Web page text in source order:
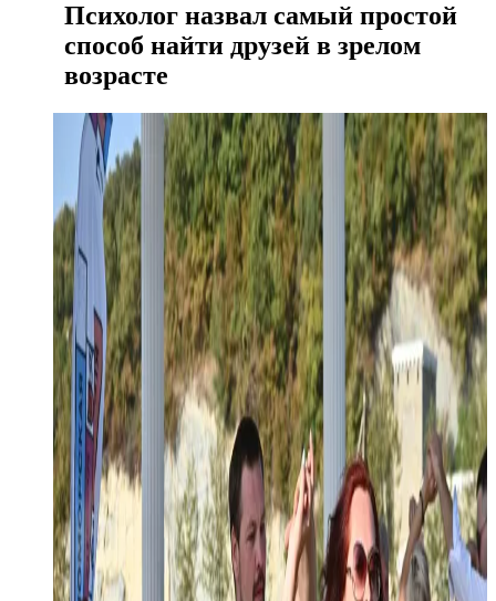
Психолог назвал самый простой
способ найти друзей в зрелом
возрасте